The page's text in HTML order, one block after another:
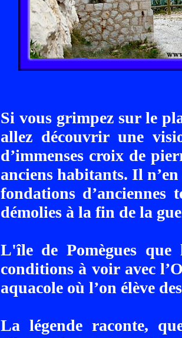
Si vous grimpez sur le
allez découvrir une
d’immenses croix de
anciens habitants. Il
fondations
démolies à la fin de la
L'île de Pomègues que
conditions à voir avec
aquacole où l’on élève
La légende raconte,